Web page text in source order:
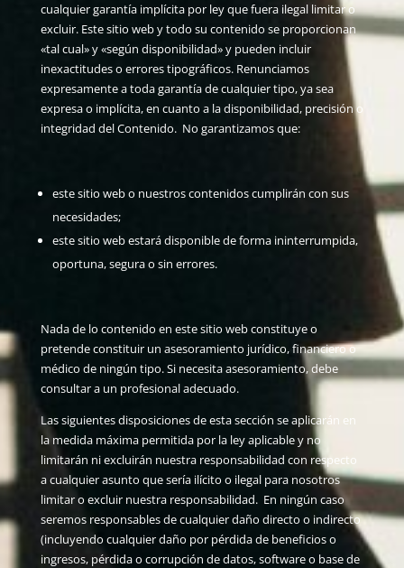
cualquier garantía implícita por ley que fuera ilegal limitar o
excluir. Este sitio web y todo su contenido se proporcionan
«tal cual» y «según disponibilidad» y pueden incluir
inexactitudes o errores tipográficos. Renunciamos
expresamente a toda garantía de cualquier tipo, ya sea
expresa o implícita, en cuanto a la disponibilidad, precisión o
integridad del Contenido. No garantizamos que:
este sitio web o nuestros contenidos cumplirán con sus
necesidades;
este sitio web estará disponible de forma ininterrumpida,
oportuna, segura o sin errores.
Nada de lo contenido en este sitio web constituye o
pretende constituir un asesoramiento jurídico, financiero o
médico de ningún tipo. Si necesita asesoramiento, debe
consultar a un profesional adecuado.
Las siguientes disposiciones de esta sección se aplicarán en
la medida máxima permitida por la ley aplicable y no
limitarán ni excluirán nuestra responsabilidad con respecto
a cualquier asunto que sería ilícito o ilegal para nosotros
limitar o excluir nuestra responsabilidad. En ningún caso
seremos responsables de cualquier daño directo o indirecto
(incluyendo cualquier daño por pérdida de beneficios o
ingresos, pérdida o corrupción de datos, software o base de